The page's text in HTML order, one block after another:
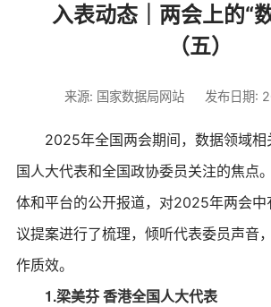
入表动态｜两会上的“
（五）
来源: 国家数据局网站 发布日期:
2025年全国两会期间，数据领域相
国人大代表和全国政协委员关注的焦点
体和平台的公开报道，对2025年两会中
议提案进行了梳理，倾听代表委员声音
作质效。
1.梁美芬 香港全国人大代表